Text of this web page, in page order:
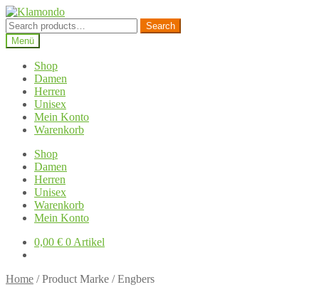
Zur
Navigation
springen
Zum
Inhalt
springen
Search
for:
Search
Menü
Shop
Damen
Herren
Unisex
Mein Konto
Warenkorb
Shop
Damen
Herren
Unisex
Warenkorb
Mein Konto
0,00 € 0 Artikel
Home /Product Marke /Engbers